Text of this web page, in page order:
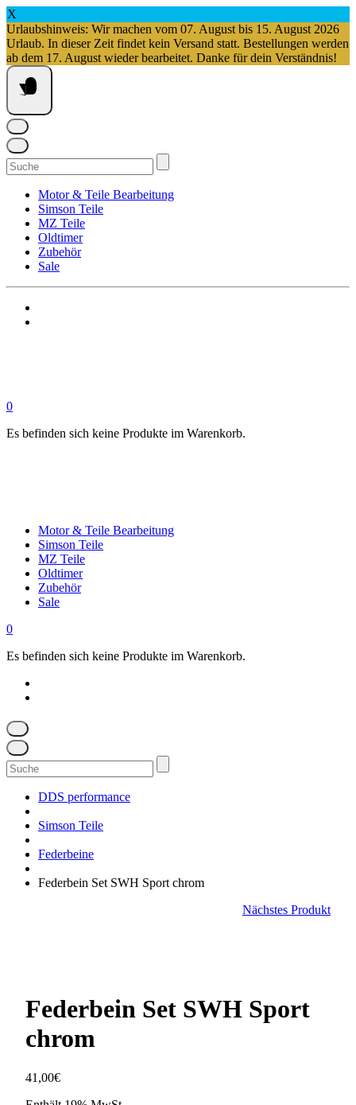
X
Urlaubshinweis: Wir machen vom 07. August bis 15. August 2026
Urlaub. In dieser Zeit findet kein Versand statt. Bestellungen werden
ab dem 17. August wieder bearbeitet. Danke für dein Verständnis!
Springe
zum
Inhalt
Suchen
nach:
Motor & Teile Bearbeitung
Simson Teile
MZ Teile
Oldtimer
Zubehör
Sale
0
Es befinden sich keine Produkte im Warenkorb.
Motor & Teile Bearbeitung
Simson Teile
MZ Teile
Oldtimer
Zubehör
Sale
0
Es befinden sich keine Produkte im Warenkorb.
Suchen
nach:
DDS performance
Simson Teile
Federbeine
Federbein Set SWH Sport chrom
Nächstes Produkt
Federbein Set SWH Sport
chrom
41,00€